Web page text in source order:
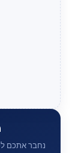
נחבר אתכם